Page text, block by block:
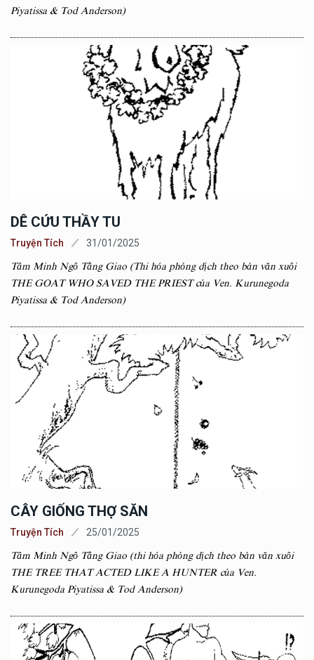
Piyatissa & Tod Anderson)
DÊ CỨU THẦY TU
Truyện Tích 31/01/2025
Tâm Minh Ngô Tằng Giao (Thi hóa phỏng dịch theo bản văn xuôi
THE GOAT WHO SAVED THE PRIEST của Ven. Kurunegoda
Piyatissa & Tod Anderson)
CÂY GIỐNG THỢ SĂN
Truyện Tích 25/01/2025
Tâm Minh Ngô Tằng Giao (thi hóa phỏng dịch theo bản văn xuôi
THE TREE THAT ACTED LIKE A HUNTER của Ven.
Kurunegoda Piyatissa & Tod Anderson)